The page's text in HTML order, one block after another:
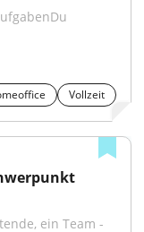
Vollzeit
ein Team -